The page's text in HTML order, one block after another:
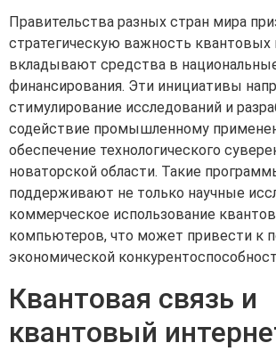
Правительства разных стран мира
стратегическую важность квантовых
вкладывают средства в
финансирования. Эти инициативы
стимулирование исследований и
содействие промышленному
обеспечение технологического
новаторской области. Такие
поддерживают не только научные
коммерческое использование
компьютеров, что может привести к
экономической
Квантовая связь и
квантовый